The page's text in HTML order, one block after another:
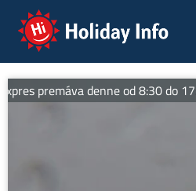
Holiday Info
premáva denne od 8:30 do